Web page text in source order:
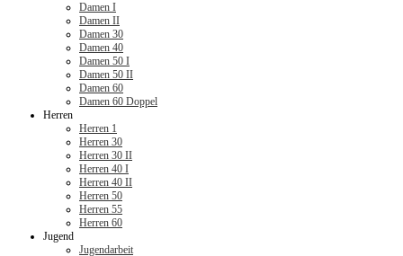
Damen I
Damen II
Damen 30
Damen 40
Damen 50 I
Damen 50 II
Damen 60
Damen 60 Doppel
Herren
Herren 1
Herren 30
Herren 30 II
Herren 40 I
Herren 40 II
Herren 50
Herren 55
Herren 60
Jugend
Jugendarbeit